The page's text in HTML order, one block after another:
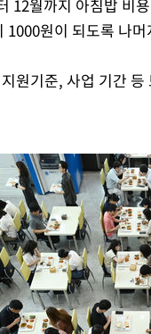
12월까지 아침밥 비
1000원이 되도록 나
원기준, 사업 기간